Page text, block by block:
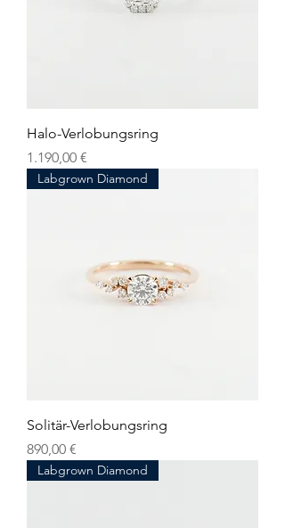
Halo-Verlobungsring
Preis
1.190,00 €
Labgrown Diamond
Solitär-Verlobungsring
Preis
890,00 €
Labgrown Diamond